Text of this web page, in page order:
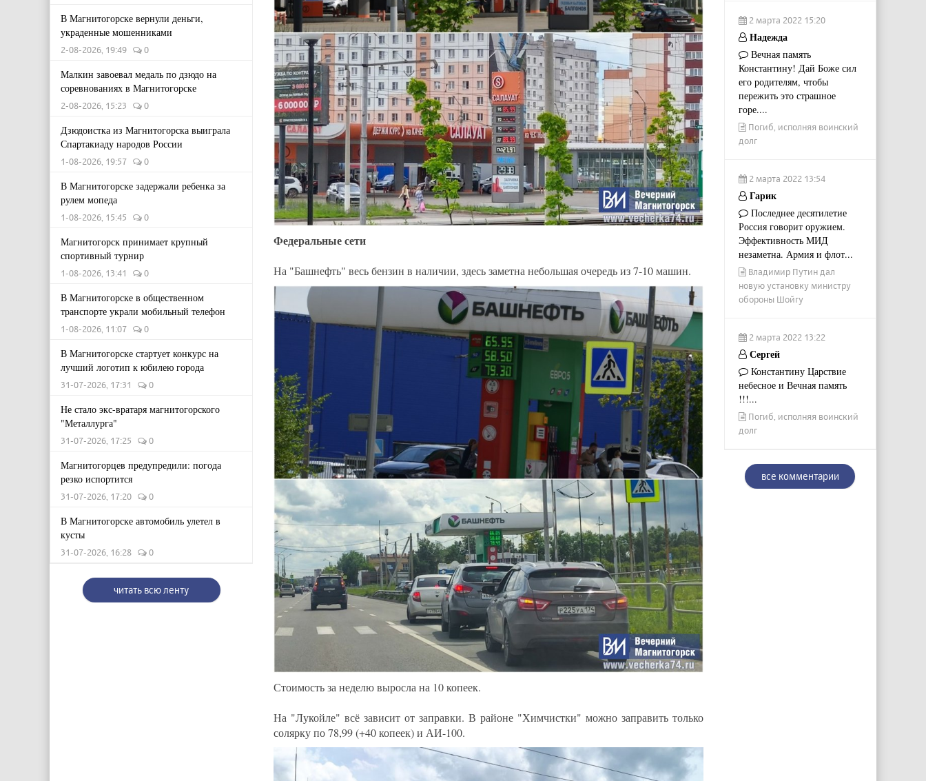
В Магнитогорске вернули деньги,
украденные мошенниками
2-08-2026, 19:49 0
Малкин завоевал медаль по дзюдо на
соревнованиях в Магнитогорске
2-08-2026, 15:23 0
Дзюдоистка из Магнитогорска выиграла
Спартакиаду народов России
1-08-2026, 19:57 0
В Магнитогорске задержали ребенка за
рулем мопеда
1-08-2026, 15:45 0
Магнитогорск принимает крупный
спортивный турнир
1-08-2026, 13:41 0
В Магнитогорске в общественном
транспорте украли мобильный телефон
1-08-2026, 11:07 0
В Магнитогорске стартует конкурс на
лучший логотип к юбилею города
31-07-2026, 17:31 0
Не стало экс-вратаря магнитогорского
"Металлурга"
31-07-2026, 17:25 0
Магнитогорцев предупредили: погода
резко испортится
31-07-2026, 17:20 0
В Магнитогорске автомобиль улетел в
кусты
31-07-2026, 16:28 0
читать всю ленту
Федеральные сети
На "Башнефть" весь бензин в наличии, здесь заметна небольшая очередь из 7-10 машин.
Стоимость за неделю выросла на 10 копеек.
На "Лукойле" всё зависит от заправки. В районе "Химчистки" можно заправить только
солярку по 78,99 (+40 копеек) и АИ-100.
2 марта 2022 15:20
Надежда
Вечная память
Константину! Дай Боже сил
его родителям, чтобы
пережить это страшное
горе....
Погиб, исполняя воинский
долг
2 марта 2022 13:54
Гарик
Последнее десятилетие
Россия говорит оружием.
Эффективность МИД
незаметна. Армия и флот...
Владимир Путин дал
новую установку министру
обороны Шойгу
2 марта 2022 13:22
Сергей
Константину Царствие
небесное и Вечная память
!!!...
Погиб, исполняя воинский
долг
все комментарии